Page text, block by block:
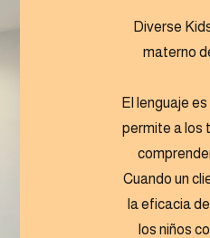
Diverse
materno
El lenguaje
permite a los
Cuando un
la eficacia
los niños